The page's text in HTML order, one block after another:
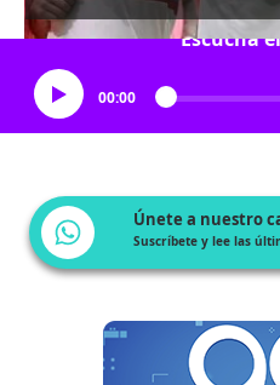
Escucha
00:00
Únete a nuestro
Suscríbete y lee las